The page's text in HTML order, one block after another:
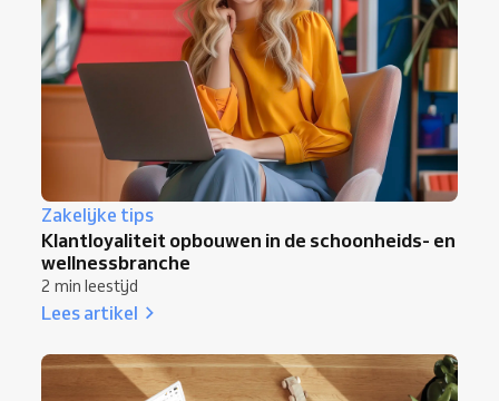
Zakelijke tips
Klantloyaliteit opbouwen in de schoonheids- en
wellnessbranche
2 min leestijd
Lees artikel